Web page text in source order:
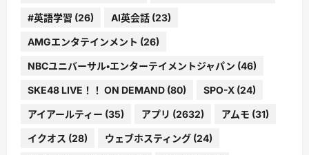
#英語学習 (26) AI英会話 (23)
AMGエンタテインメント (26)
NBCユニバーサル・エンターテイメントジャパン (46)
SKE48 LIVE！！ ON DEMAND (80) SPO-X (24)
アイアールティー (35) アプリ (2632) アムモ (31)
イクオス (28) ウェブホスティング (24)